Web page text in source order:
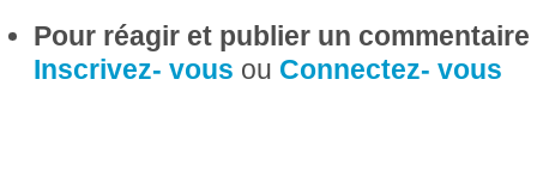
Pour réagir et publier un
Inscrivez- vous ou Connectez- vous